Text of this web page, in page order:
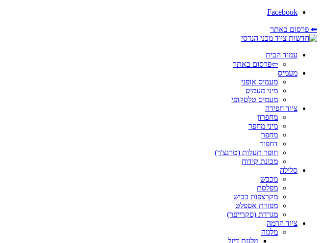
Facebook
⬅ פרסום באתר
עמוד הבית
⇦פרסום באתר
מעמיס
מעמיס אופני
מיני מעמיס
מעמיס טלסקופי
ציוד חפירה
מחפרון
מיני מחפר
מחפר
דחפור
חופר תעלות (טרנצ'ר)
מכונת קידוח
סלילה
מכבש
מפלסת
מקרצפות כביש
מפזרת אספלט
מגרדת (סקרייפר)
ציוד הרמה
מלגזה
מלגזת דיזל